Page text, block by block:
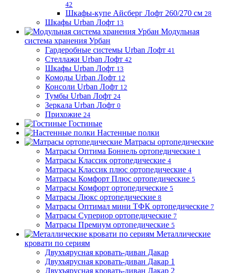
42
Шкафы-купе Айсберг Лофт 260/270 см 28
Шкафы Urban Лофт 13
Модульная
система хранения Урбан
Гардеробные системы Urban Лофт 41
Стеллажи Urban Лофт 42
Шкафы Urban Лофт 13
Комоды Urban Лофт 12
Консоли Urban Лофт 12
Тумбы Urban Лофт 24
Зеркала Urban Лофт 0
Прихожие 24
Гостиные
Настенные полки
Матрасы ортопедические
Матрасы Оптима Боннель ортопедические 1
Матрасы Классик ортопедические 4
Матрасы Классик плюс ортопедические 4
Матрасы Комфорт Плюс ортопедические 5
Матрасы Комфорт ортопедические 5
Матрасы Люкс ортопедические 8
Матрасы Оптимал мини ТФК ортопедические 7
Матрасы Супериор ортопедические 7
Матрасы Премиум ортопедические 5
Металлические
кровати по сериям
Двухъярусная кровать-диван Дакар
Двухъярусная кровать-диван Дакар 1
Двухъярусная кровать-диван Дакар 2